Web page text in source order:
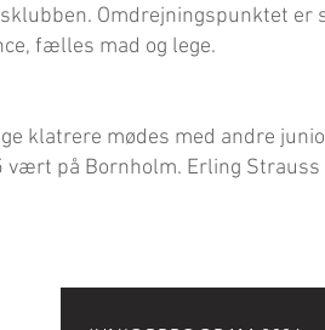
Omdrejningspunktet er
fælles mad og lege.
klatrere mødes med andre
vært på Bornholm. Erling